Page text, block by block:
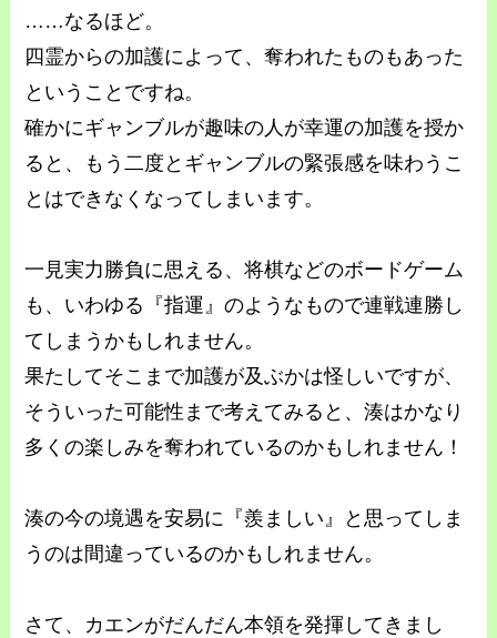
……なるほど。
四霊からの加護によって、奪われたものもあった
ということですね。
確かにギャンブルが趣味の人が幸運の加護を授か
ると、もう二度とギャンブルの緊張感を味わうこ
とはできなくなってしまいます。
一見実力勝負に思える、将棋などのボードゲーム
も、いわゆる『指運』のようなもので連戦連勝し
てしまうかもしれません。
果たしてそこまで加護が及ぶかは怪しいですが、
そういった可能性まで考えてみると、湊はかなり
多くの楽しみを奪われているのかもしれません！
湊の今の境遇を安易に『羨ましい』と思ってしま
うのは間違っているのかもしれません。
さて、カエンがだんだん本領を発揮してきまし